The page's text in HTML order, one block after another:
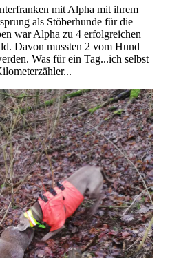
mit Alpha mit ihrem
als Stöberhunde für die
war Alpha zu 4 erfolgreichen
Davon mussten 2 vom Hund
Was für ein Tag...ich selbst